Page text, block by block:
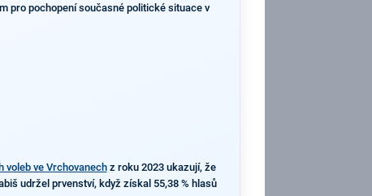
pro pochopení současné politické situace v
voleb ve Vrchovanechz roku 2023 ukazují, že
udržel prvenství, když získal 55,38 % hlasů